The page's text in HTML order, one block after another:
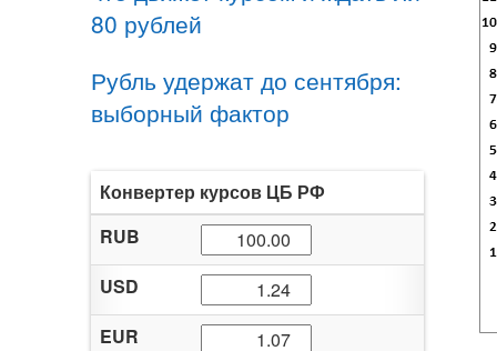
80 рублей
Рубль удержат до сентября:
выборный фактор
Конвертер курсов ЦБ РФ
RUB
USD
EUR